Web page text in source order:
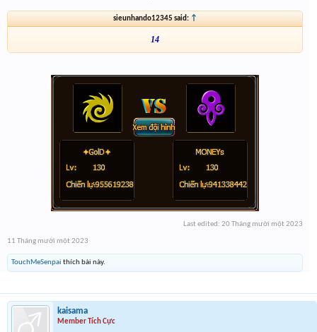
sieunhando12345 said: ↑
14
Last edited: 20 Tháng mười một 2023
11 Tháng mười một 2023
TouchMeSenpai thích bài này.
kaisama
Member Tích Cực